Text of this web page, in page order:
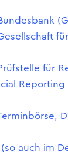
für
auch im